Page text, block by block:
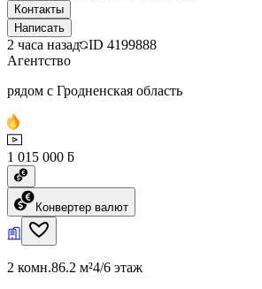
Контакты
Написать
2 часа назад ID 4199888
Агентство
рядом с Гродненская область
1 015 000 ƃ
Конвертер валют
2 комн.86.2 м²4/6 этаж